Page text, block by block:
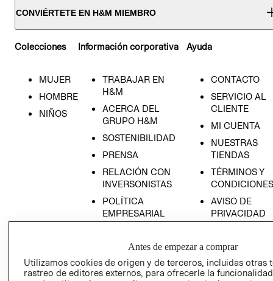
CONVIÉRTETE EN H&M MIEMBRO
Colecciones
MUJER
HOMBRE
NIÑOS
Información corporativa
TRABAJAR EN
H&M
ACERCA DEL
GRUPO H&M
SOSTENIBILIDAD
PRENSA
RELACIÓN CON
INVERSONISTAS
POLÍTICA
EMPRESARIAL
Ayuda
CONTACTO
SERVICIO AL
CLIENTE
MI CUENTA
NUESTRAS
TIENDAS
TÉRMINOS Y
CONDICIONES
AVISO DE
PRIVACIDAD
AVISO DE
COOKIES
LIBRO DE
Antes de empezar a comprar
Utilizamos cookies de origen y de terceros, incluidas otras
rastreo de editores externos, para ofrecerle la